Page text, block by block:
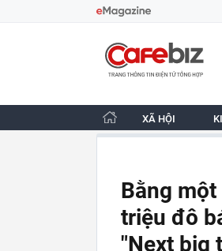
CafeBiz - Trang chủ
XÃ HỘI
Bằng
triệu đô
"Next big